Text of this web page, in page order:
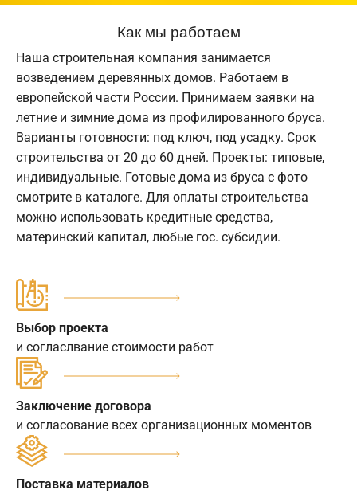
Как мы работаем
Наша строительная компания занимается
возведением деревянных домов. Работаем в
европейской части России. Принимаем заявки на
летние и зимние дома из профилированного бруса.
Варианты готовности: под ключ, под усадку. Срок
строительства от 20 до 60 дней. Проекты: типовые,
индивидуальные. Готовые дома из бруса с фото
смотрите в каталоге. Для оплаты строительства
можно использовать кредитные средства,
материнский капитал, любые гос. субсидии.
Выбор проекта
и согласлвание стоимости работ
Заключение договора
и согласование всех организационных моментов
Поставка материалов